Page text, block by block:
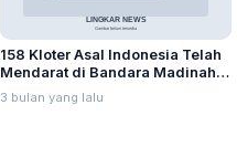
158 Kloter Asal Indonesia Telah
Mendarat di Bandara Madinah,
Puncak Gelombang I Diprediksi
Jatuh pada 6 Mei 2026
3 bulan yang lalu